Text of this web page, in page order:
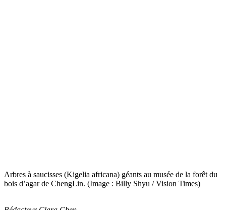
Arbres à saucisses (Kigelia africana) géants au musée de la forêt du
bois d’agar de ChengLin. (Image : Billy Shyu / Vision Times)